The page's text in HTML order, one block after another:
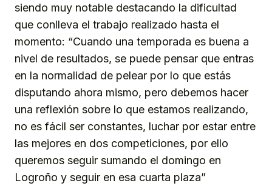
siendo muy notable destacando la dificultad
que conlleva el trabajo realizado hasta el
momento: “Cuando una temporada es buena a
nivel de resultados, se puede pensar que entras
en la normalidad de pelear por lo que estás
disputando ahora mismo, pero debemos hacer
una reflexión sobre lo que estamos realizando,
no es fácil ser constantes, luchar por estar entre
las mejores en dos competiciones, por ello
queremos seguir sumando el domingo en
Logroño y seguir en esa cuarta plaza”